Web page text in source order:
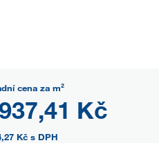
cena za m²
Kč
Kč s DPH